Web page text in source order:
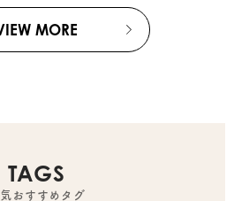
MORE
TAGS
おすすめタグ